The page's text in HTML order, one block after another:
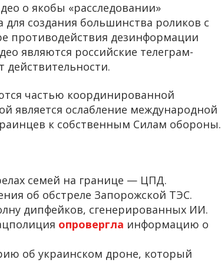
о якобы «расследовании»
для создания большинства роликов с
противодействия дезинформации
являются российские телеграм-
действительности.
частью координированной
является ослабление международной
к собственным Силам обороны.
семей на границе — ЦПД.
об обстреле Запорожской ТЭС.
дипфейков, сгенерированных ИИ.
опровергла информацию о
об украинском дроне, который